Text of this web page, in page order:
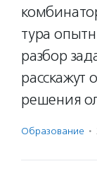
тура
разбор
расскажут
решения
Образование ·